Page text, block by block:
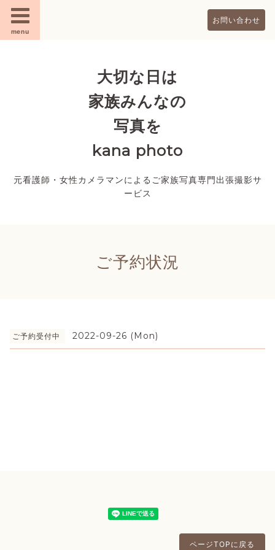
menu
お問い合わせ
大切な日は
家族みんなの
写真を
kana photo
元看護師・女性カメラマンによるご家族写真専門出張撮影サ
ービス
ご予約状況
ご予約受付中 2022-09-26 (Mon)
ページTOPに戻る